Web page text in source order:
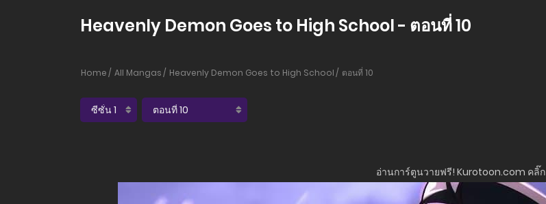
Heavenly Demon Goes to High School - ตอนที่ 10
Home All Mangas Heavenly Demon Goes to High School ตอนที่ 10
อ่านการ์ตูนวายฟรี! Kurotoon.com คลิ๊ก